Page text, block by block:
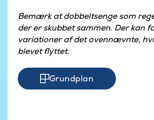
Bemærk at dobbeltsenge som
der er skubbet sammen. Der kan
variationer af det ovennævnte,
blevet flyttet.
Grundplan